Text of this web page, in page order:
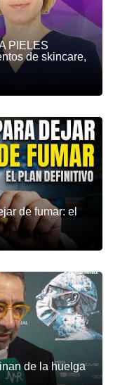
PIELES
de skincare,
de fumar: el
de la huelga